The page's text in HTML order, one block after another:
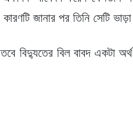
জানার পর তিনি সেটি
বিদ্যুতের বিল বাবদ একটা